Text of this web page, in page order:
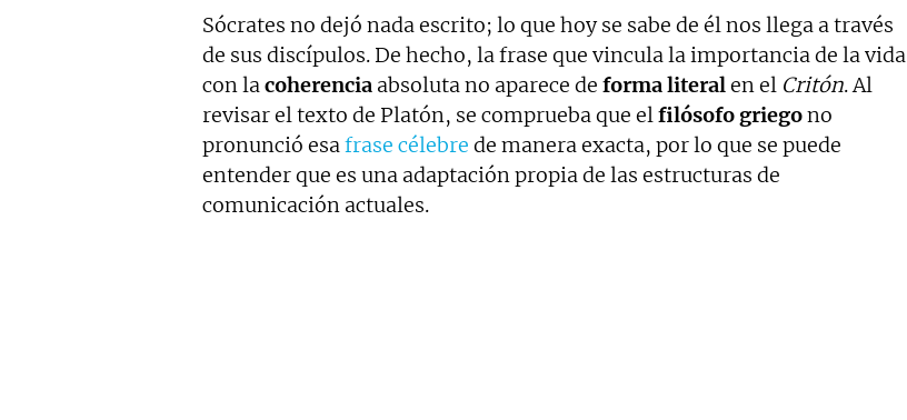
Sócrates no dejó nada escrito; lo que hoy se sabe de él nos llega a través
de sus discípulos. De hecho, la frase que vincula la importancia de la vida
con lacoherencia absoluta no aparece de forma literalen el Critón. Al
revisar el texto de Platón, se comprueba que elfilósofo griegono
pronunció esafrase célebre de manera exacta, por lo que se puede
entender que es una adaptación propia de las estructuras de
comunicación actuales.